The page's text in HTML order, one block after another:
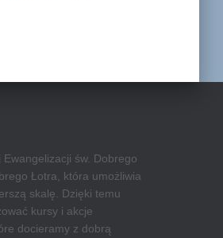
św. Dobrego
Łotra, która umożliwia
skalę. Dzięki temu
kursy i akcje
docieramy z dobrą